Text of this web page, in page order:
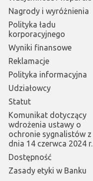
Nagrody i wyróżnienia
Polityka ładu
korporacyjnego
Wyniki finansowe
Reklamacje
Polityka informacyjna
Udziałowcy
Statut
Komunikat dotyczący
wdrożenia ustawy o
ochronie sygnalistów z
dnia 14 czerwca 2024 r.
Dostępność
Zasady etyki w Banku